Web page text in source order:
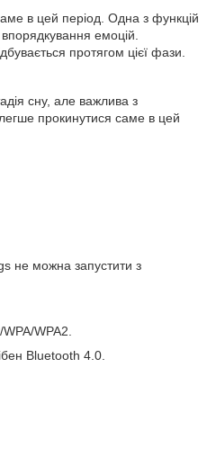
в цей період. Одна з функцій
емоцій.
протягом цієї фази.
сну, але важлива з
прокинутися саме в цей
не можна запустити з
WPA2.
Bluetooth 4.0.